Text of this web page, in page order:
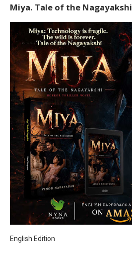
Miya. Tale of the Nagayakshi
English Edition